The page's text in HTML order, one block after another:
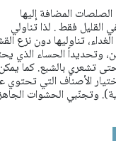
المضافة إليها
القليل فقط . لذا تناولي
تناوليها دون نزع
وتحديداً الحساء الذي
تشعري بالشبع. كما يمكن
الأصناف التي تحتوي
وتجنّبي الحشوات